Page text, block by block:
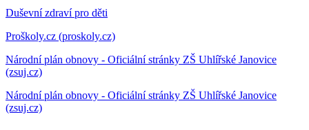
Duševní zdraví pro děti
Proškoly.cz (proskoly.cz)
Národní plán obnovy - Oficiální stránky ZŠ Uhlířské Janovice
(zsuj.cz)
Národní plán obnovy - Oficiální stránky ZŠ Uhlířské Janovice
(zsuj.cz)